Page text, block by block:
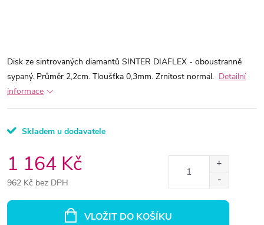
Disk ze sintrovaných diamantů SINTER DIAFLEX - oboustranně
sypaný. Průměr 2,2cm. Tloušťka 0,3mm. Zrnitost normal. Detailní
informace
Skladem u dodavatele
1 164 Kč
962 Kč bez DPH
VLOŽIT DO KOŠÍKU